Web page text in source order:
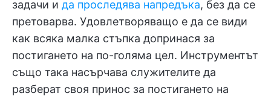
задачи и да проследява напредъка, без да се
претоварва. Удовлетворяващо е да се види
как всяка малка стъпка допринася за
постигането на по-голяма цел. Инструментът
също така насърчава служителите да
разберат своя принос за постигането на